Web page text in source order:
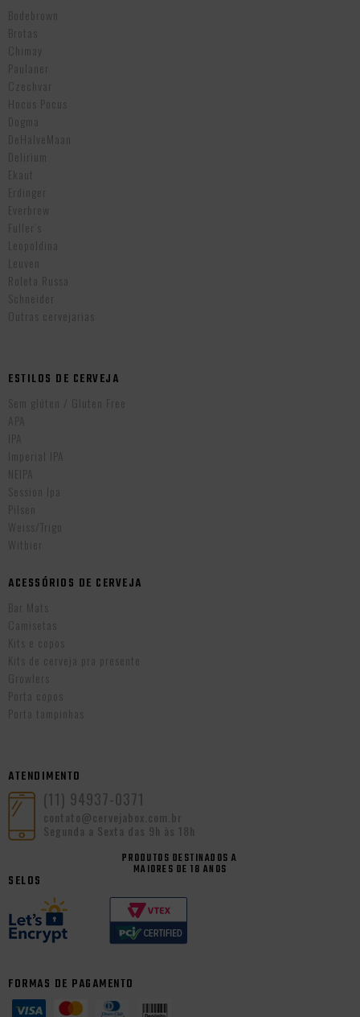
Bodebrown
Brotas
Chimay
Paulaner
Czechvar
Hocus Pocus
Dogma
DeHalveMaan
Delirium
Ekaut
Erdinger
Everbrew
Fuller’s
Leopoldina
Leuven
Roleta Russa
Schneider
Outras cervejarias
ESTILOS DE CERVEJA
Sem glúten / Gluten Free
APA
IPA
Imperial IPA
NEIPA
Session Ipa
Pilsen
Weiss/Trigo
Witbier
ACESSÓRIOS DE CERVEJA
Bar Mats
Camisetas
Kits e copos
Kits de cerveja pra presente
Growlers
Porta copos
Porta tampinhas
ATENDIMENTO
(11) 94937-0371
contato@cervejabox.com.br
Segunda a Sexta das 9h às 18h
PRODUTOS DESTINADOS A
MAIORES DE 18 ANOS
SELOS
FORMAS DE PAGAMENTO